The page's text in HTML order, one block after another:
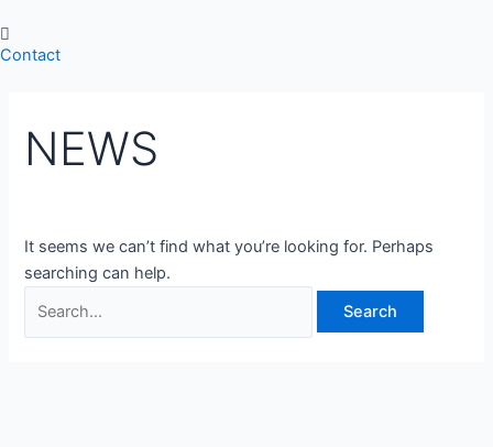
to
content
Contact
NEWS
It seems we can’t find what you’re looking for. Perhaps
searching can help.